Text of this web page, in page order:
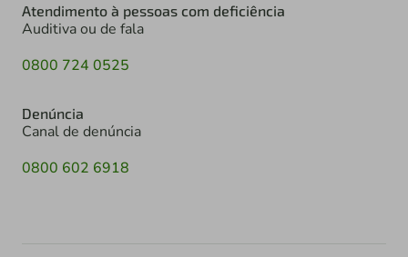
Atendimento à pessoas com deficiência
Auditiva ou de fala
0800 724 0525
Denúncia
Canal de denúncia
0800 602 6918